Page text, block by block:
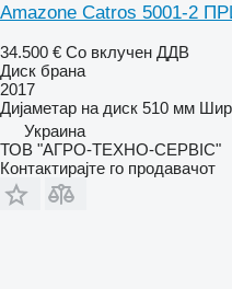
Amazone Catros 5001-2
34.500 € Со вклучен ДДВ
Диск брана
2017
Дијаметар на диск 510 мм
Украина
ТОВ "АГРО-ТЕХНО-СЕРВІС"
Контактирајте го продавачот